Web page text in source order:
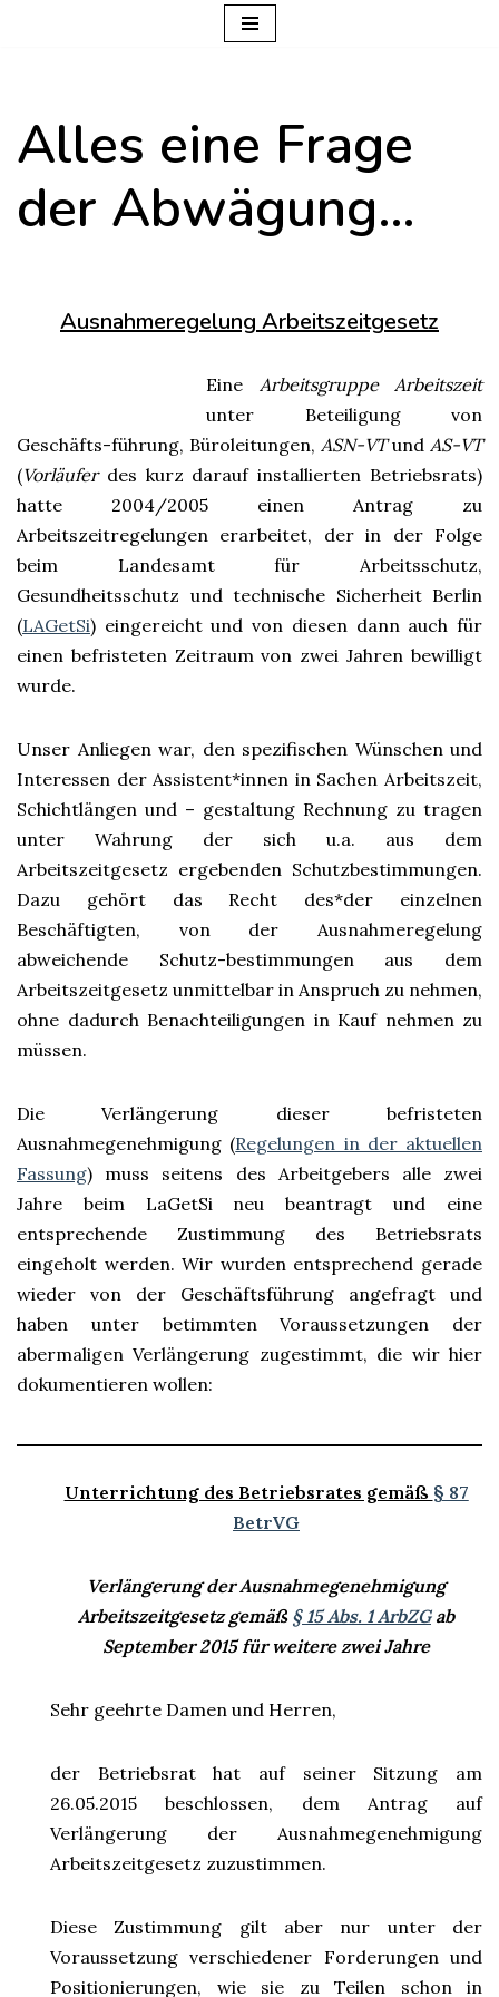
springen
Alles eine Frage
der Abwägung…
Ausnahmeregelung Arbeitszeitgesetz
Eine Arbeitsgruppe Arbeitszeit
unter Beteiligung von
Geschäfts-führung, Büroleitungen, ASN-VTund AS-VT
(Vorläuferdes kurz darauf installierten Betriebsrats)
hatte 2004/2005 einen Antrag zu
Arbeitszeitregelungen erarbeitet, der in der Folge
beim Landesamt für Arbeitsschutz,
Gesundheitsschutz und technische Sicherheit Berlin
(LAGetSi) eingereicht und von diesen dann auch für
einen befristeten Zeitraum von zwei Jahren bewilligt
wurde.
Unser Anliegen war, den spezifischen Wünschen und
Interessen der Assistent*innen in Sachen Arbeitszeit,
Schichtlängen und – gestaltung Rechnung zu tragen
unter Wahrung der sich u.a. aus dem
Arbeitszeitgesetz ergebenden Schutzbestimmungen.
Dazu gehört das Recht des*der einzelnen
Beschäftigten, von der Ausnahmeregelung
abweichende Schutz-bestimmungen aus dem
Arbeitszeitgesetz unmittelbar in Anspruch zu nehmen,
ohne dadurch Benachteiligungen in Kauf nehmen zu
müssen.
Die Verlängerung dieser befristeten
Ausnahmegenehmigung (Regelungen in der aktuellen
Fassung) muss seitens des Arbeitgebers alle zwei
Jahre beim LaGetSi neu beantragt und eine
entsprechende Zustimmung des Betriebsrats
eingeholt werden. Wir wurden entsprechend gerade
wieder von der Geschäftsführung angefragt und
haben unter betimmten Voraussetzungen der
abermaligen Verlängerung zugestimmt, die wir hier
dokumentieren wollen:
Unterrichtung des Betriebsrates gemäß § 87
BetrVG
Verlängerung der Ausnahmegenehmigung
Arbeitszeitgesetz gemäß § 15 Abs. 1 ArbZGab
September 2015 für weitere zwei Jahre
Sehr geehrte Damen und Herren,
der Betriebsrat hat auf seiner Sitzung am
26.05.2015 beschlossen, dem Antrag auf
Verlängerung der Ausnahmegenehmigung
Arbeitszeitgesetz zuzustimmen.
Diese Zustimmung gilt aber nur unter der
Voraussetzung verschiedener Forderungen und
Positionierungen, wie sie zu Teilen schon in